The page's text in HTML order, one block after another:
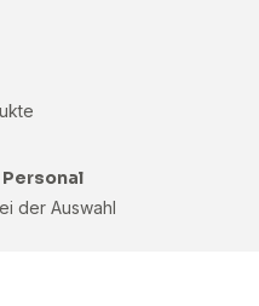
der Auswahl